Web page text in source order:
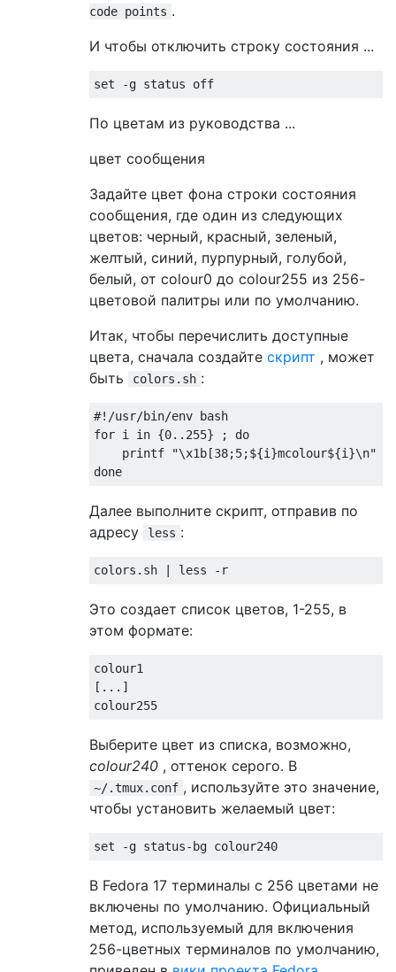
code points .
И чтобы отключить строку состояния ...
По цветам из руководства ...
цвет сообщения
Задайте цвет фона строки состояния
сообщения, где один из следующих
цветов: черный, красный, зеленый,
желтый, синий, пурпурный, голубой,
белый, от colour0 до colour255 из 256-
цветовой палитры или по умолчанию.
Итак, чтобы перечислить доступные
цвета, сначала создайте скрипт , может
быть
colors.sh :
#!/usr/bin/env bash
for i in {0..255} ; do
    printf "\x1b[38;5;${i}mcolour${i}\n"
Далее выполните скрипт, отправив по
адресу
less :
Это создает список цветов, 1-255, в
этом формате:
colour1
[...]
Выберите цвет из списка, возможно,
colour240 , оттенок серого. В
~/.tmux.conf , используйте это значение,
чтобы установить желаемый цвет:
В Fedora 17 терминалы с 256 цветами не
включены по умолчанию. Официальный
метод, используемый для включения
256-цветных терминалов по умолчанию,